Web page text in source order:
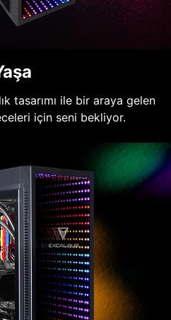
tasarımı ile bir araya gelen
için seni bekliyor.